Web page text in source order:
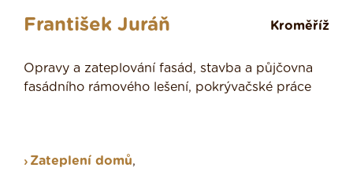
František Juráň Kroměříž
Opravy a zateplování fasád, stavba a půjčovna
fasádního rámového lešení, pokrývačské práce
Zateplení domů,